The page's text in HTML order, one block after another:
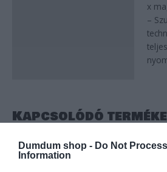
Dumdum shop - Do Not
Information
x
–
Kapcsolódó